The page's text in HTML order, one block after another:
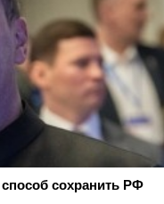
сохранить РФ